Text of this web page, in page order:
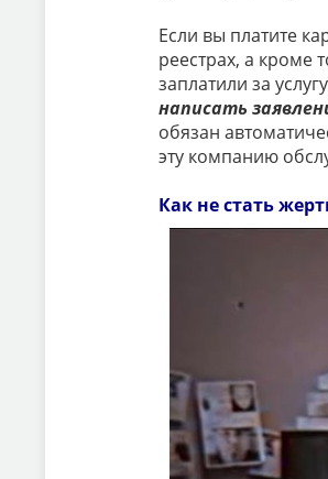
Если вы платите
реестрах, а кроме
заплатили за
написать
обязан
эту компанию
Как не стать